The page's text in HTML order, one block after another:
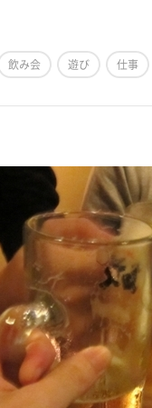
飲み会 遊び 仕事